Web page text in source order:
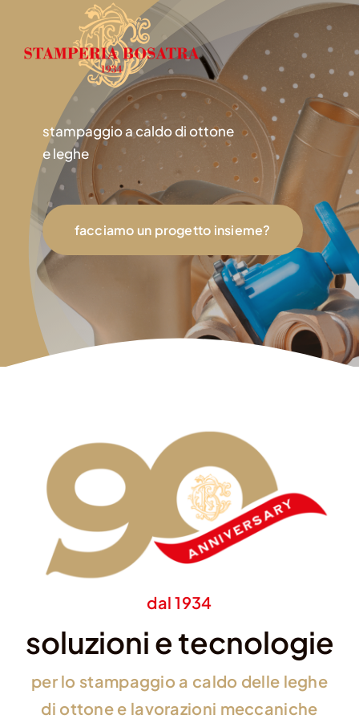
contenuto
stampaggio a caldo di ottone
e leghe
facciamo un progetto insieme?
dal 1934
soluzioni e tecnologie
per lo stampaggio a caldo delle leghe
di ottone e lavorazioni meccaniche